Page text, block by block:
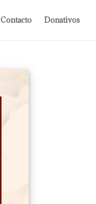
Contacto Donativos